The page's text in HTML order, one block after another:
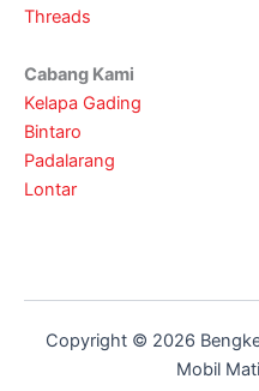
Threads
Cabang Kami
Kelapa Gading
Bintaro
Padalarang
Lontar
Copyright © 2026
Mobil